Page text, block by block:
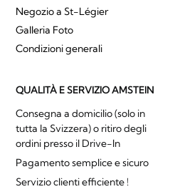
Negozio a St-Légier
Galleria Foto
Condizioni generali
QUALITÀ E SERVIZIO AMSTEIN
Consegna a domicilio (solo in
tutta la Svizzera) o ritiro degli
ordini presso il Drive-In
Pagamento semplice e sicuro
Servizio clienti efficiente !